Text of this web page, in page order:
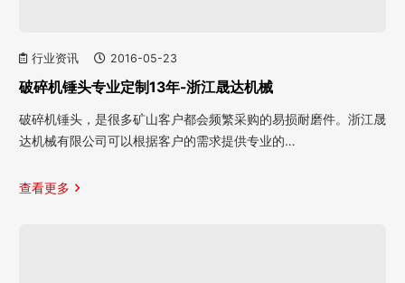
行业资讯 2016-05-23
破碎机锤头专业定制13年-浙江晟达机械
破碎机锤头，是很多矿山客户都会频繁采购的易损耐磨件。浙江晟
达机械有限公司可以根据客户的需求提供专业的…
查看更多